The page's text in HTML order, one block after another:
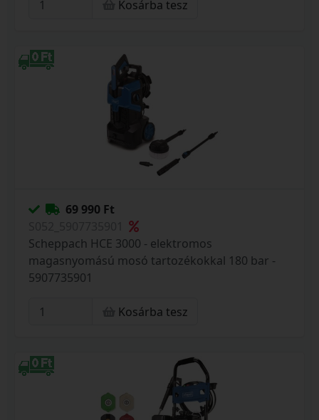
Kosárba tesz
69 990 Ft
Scheppach HCE 3000 - elektromos
magasnyomású mosó tartozékokkal 180 bar -
5907735901
Kosárba tesz